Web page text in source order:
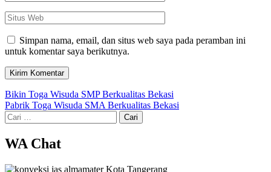
Situs
Web
Simpan nama, email, dan situs web saya pada peramban ini
untuk komentar saya berikutnya.
Navigasi
pos
Bikin Toga Wisuda SMP Berkualitas Bekasi
Pabrik Toga Wisuda SMA Berkualitas Bekasi
Cari
untuk:
WA Chat